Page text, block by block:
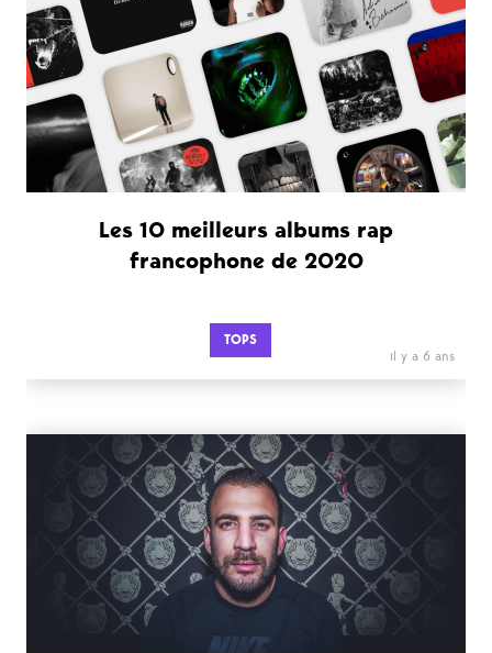
Les 10 meilleurs albums rap
francophone de 2020
TOPS
il y a 6 ans